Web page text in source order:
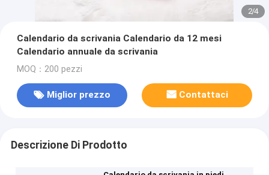
2/4
Calendario da scrivania Calendario da 12 mesi
Calendario annuale da scrivania
MOQ：200 pezzi
Miglior prezzo Contattaci
Descrizione Di Prodotto